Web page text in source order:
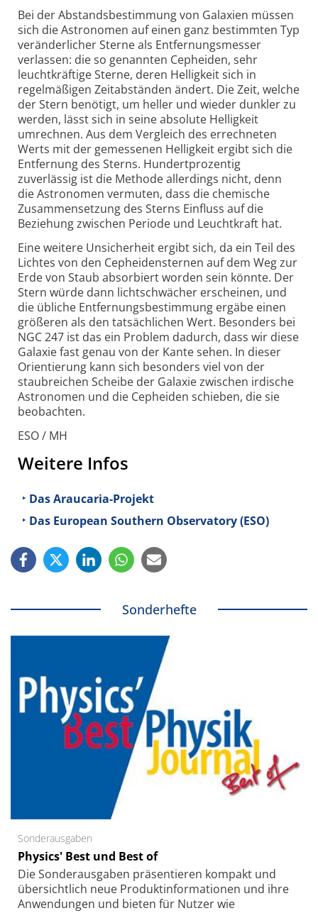
Bei der Abstandsbestimmung von Galaxien müssen
sich die Astronomen auf einen ganz bestimmten Typ
veränderlicher Sterne als Entfernungsmesser
verlassen: die so genannten Cepheiden, sehr
leuchtkräftige Sterne, deren Helligkeit sich in
regelmäßigen Zeitabständen ändert. Die Zeit, welche
der Stern benötigt, um heller und wieder dunkler zu
werden, lässt sich in seine absolute Helligkeit
umrechnen. Aus dem Vergleich des errechneten
Werts mit der gemessenen Helligkeit ergibt sich die
Entfernung des Sterns. Hundertprozentig
zuverlässig ist die Methode allerdings nicht, denn
die Astronomen vermuten, dass die chemische
Zusammensetzung des Sterns Einfluss auf die
Beziehung zwischen Periode und Leuchtkraft hat.
Eine weitere Unsicherheit ergibt sich, da ein Teil des
Lichtes von den Cepheidensternen auf dem Weg zur
Erde von Staub absorbiert worden sein könnte. Der
Stern würde dann lichtschwächer erscheinen, und
die übliche Entfernungsbestimmung ergäbe einen
größeren als den tatsächlichen Wert. Besonders bei
NGC 247 ist das ein Problem dadurch, dass wir diese
Galaxie fast genau von der Kante sehen. In dieser
Orientierung kann sich besonders viel von der
staubreichen Scheibe der Galaxie zwischen irdische
Astronomen und die Cepheiden schieben, die sie
beobachten.
ESO / MH
Weitere Infos
Das Araucaria-Projekt
Das European Southern Observatory (ESO)
Sonderhefte
Sonderausgaben
Physics' Best und Best of
Die Sonder­ausgaben präsentieren kompakt und
übersichtlich neue Produkt­informationen und ihre
Anwendungen und bieten für Nutzer wie